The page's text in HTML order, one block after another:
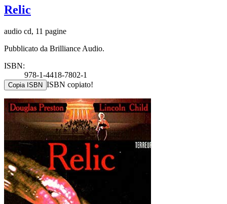
Relic
audio cd, 11 pagine
Pubblicato da Brilliance Audio.
ISBN:
978-1-4418-7802-1
Copia ISBN ISBN copiato!